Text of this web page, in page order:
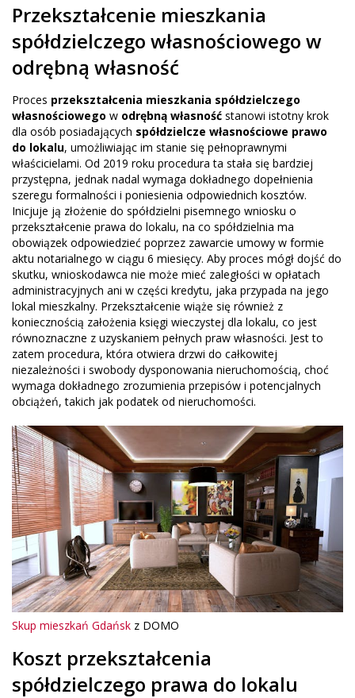
Przekształcenie mieszkania
spółdzielczego własnościowego w
odrębną własność
Proces przekształcenia mieszkania spółdzielczego
własnościowego w odrębną własność stanowi istotny krok
dla osób posiadających spółdzielcze własnościowe prawo
do lokalu, umożliwiając im stanie się pełnoprawnymi
właścicielami. Od 2019 roku procedura ta stała się bardziej
przystępna, jednak nadal wymaga dokładnego dopełnienia
szeregu formalności i poniesienia odpowiednich kosztów.
Inicjuje ją złożenie do spółdzielni pisemnego wniosku o
przekształcenie prawa do lokalu, na co spółdzielnia ma
obowiązek odpowiedzieć poprzez zawarcie umowy w formie
aktu notarialnego w ciągu 6 miesięcy. Aby proces mógł dojść do
skutku, wnioskodawca nie może mieć zaległości w opłatach
administracyjnych ani w części kredytu, jaka przypada na jego
lokal mieszkalny. Przekształcenie wiąże się również z
koniecznością założenia księgi wieczystej dla lokalu, co jest
równoznaczne z uzyskaniem pełnych praw własności. Jest to
zatem procedura, która otwiera drzwi do całkowitej
niezależności i swobody dysponowania nieruchomością, choć
wymaga dokładnego zrozumienia przepisów i potencjalnych
obciążeń, takich jak podatek od nieruchomości.
Skup mieszkań Gdańsk z DOMO
Koszt przekształcenia
spółdzielczego prawa do lokalu